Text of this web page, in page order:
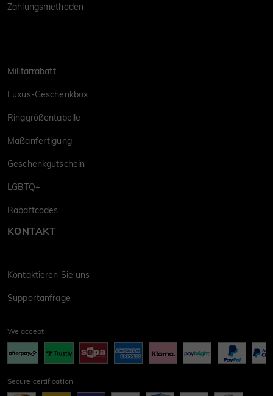
Zahlungsmethoden
Militärrabatt
Luxus-Geschenkbox
Ringgrößentabelle
Maßanfertigung
Geschenkgutschein
LGBTQ+
Rabattcodes
KONTAKT
Kontaktieren Sie uns
Supportanfrage
We accept
Secure certification